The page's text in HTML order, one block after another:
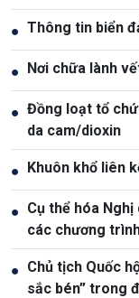
● Thông tin biển
● Nơi chữa lành
● Đồng loạt tổ
da cam/dioxin
● Khuôn khổ liên
● Cụ thể hóa
các chương
● Chủ tịch Quốc
sắc bén” trong